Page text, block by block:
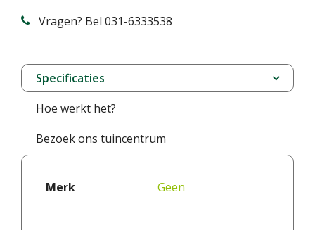
Vragen? Bel 031-6333538
Specificaties
Hoe werkt het?
Bezoek ons tuincentrum
Merk Geen